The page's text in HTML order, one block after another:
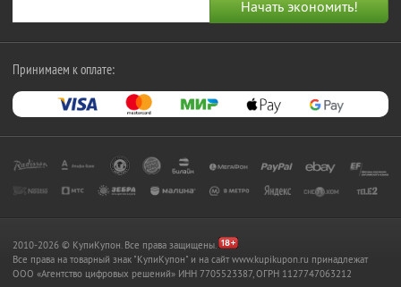
Принимаем к оплате:
2010-2026 © КупиКупон. Все права защищены.
Все права на товарный знак "КупиКупон" и на сайт www.kupikupon.ru принадлежат
OOO «Агентство цифровых решений» ИНН 7705523387, ОГРН 1127747063212